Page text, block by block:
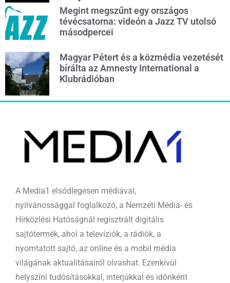
Megint megszűnt egy országos
tévécsatorna: videón a Jazz TV utolsó
másodpercei
Magyar Pétert és a közmédia vezetését
bírálta az Amnesty International a
Klubrádióban
A Media1 elsődlegesen médiával,
nyilvánossággal foglalkozó, a Nemzeti Média- és
Hírközlési Hatóságnál regisztrált digitális
sajtótermék, ahol a televíziók, a rádiók, a
nyomtatott sajtó, az online és a mobil média
világának aktualitásairól olvashat. Ezenkívül
helyszíni tudósításokkal, interjúkkal és időnként